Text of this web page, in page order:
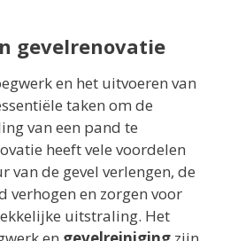
gevelrenovatie
en het uitvoeren van
taken om de
van een pand te
heeft vele voordelen
van de gevel verlengen, de
verhogen en zorgen voor
uitstraling. Het